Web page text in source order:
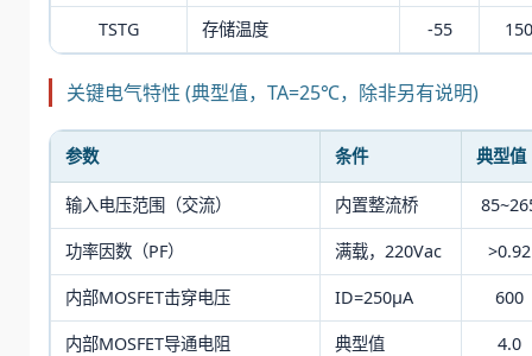
TSTG 存储温度 -55 150
关键电气特性 (典型值，TA=25℃，除非另有说明)
参数 条件 典型值
输入电压范围（交流） 内置整流桥
功率因数（PF） 满载，220Vac >0.92
内部MOSFET击穿电压 ID=250μA 600
内部MOSFET导通电阻 典型值 4.0